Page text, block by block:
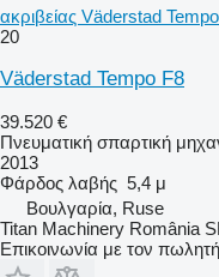
ακριβείας Väderstad
20
Väderstad Tempo F8
39.520 €
Πνευματική σπαρτική
2013
Φάρδος λαβής 5,4 μ
Βουλγαρία, Ruse
Titan Machinery România
Επικοινωνία με τον πωλητή